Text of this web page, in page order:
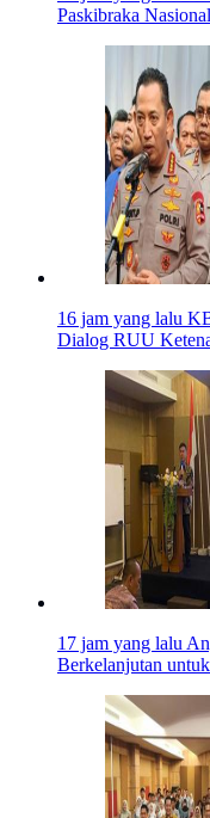
Paskibraka
16 jam yang lalu
Dialog RUU
17 jam yang lalu
Berkelanjutan